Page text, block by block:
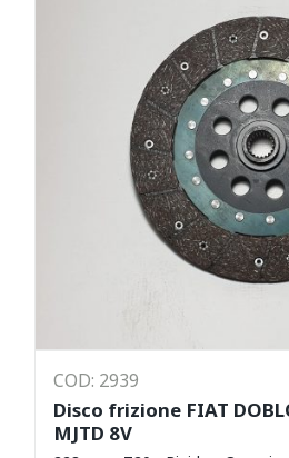
COD: 2939
Disco frizione FIAT
MJTD 8V